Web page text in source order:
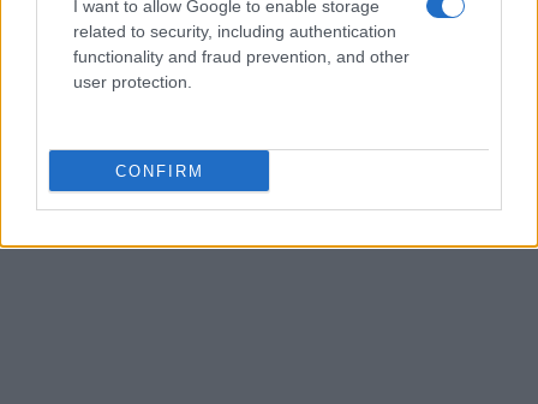
I want to allow Google to enable storage
related to security, including authentication
functionality and fraud prevention, and other
user protection.
CONFIRM
agenda.